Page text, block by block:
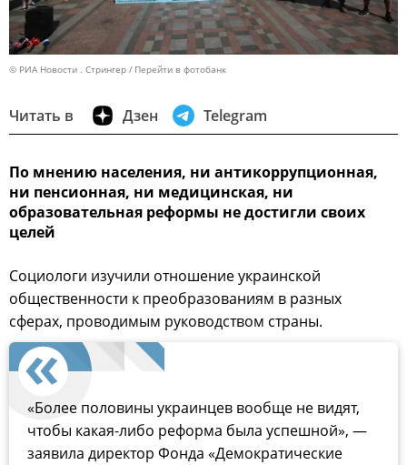
© РИА Новости . Стрингер Перейти в фотобанк
Читать в Дзен Telegram
По мнению населения, ни антикоррупционная,
ни пенсионная, ни медицинская, ни
образовательная реформы не достигли своих
целей
Социологи изучили отношение украинской
общественности к преобразованиям в разных
сферах, проводимым руководством страны.
«Более половины украинцев вообще не видят,
чтобы какая-либо реформа была успешной», —
заявила директор Фонда «Демократические